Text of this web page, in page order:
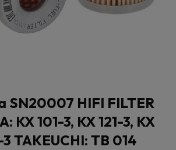
SN20007 HIFI FILTER
KX 101-3, KX 121-3, KX
3 TAKEUCHI: TB 014